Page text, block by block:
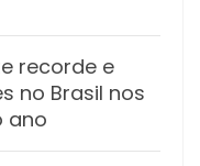
recorde e
no Brasil nos
ano